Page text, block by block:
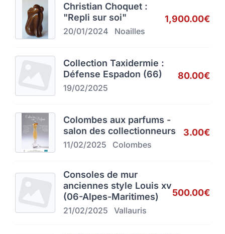
Christian Choquet :
"Repli sur soi"
20/01/2024 Noailles
1,900.00€
Collection Taxidermie :
Défense Espadon (66)
19/02/2025
80.00€
Colombes aux parfums -
salon des collectionneurs
11/02/2025 Colombes
3.00€
Consoles de mur
anciennes style Louis xv
(06-Alpes-Maritimes)
21/02/2025 Vallauris
500.00€